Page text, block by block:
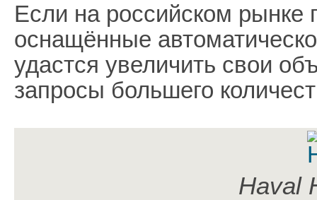
Если на российском рынке
оснащённые
удастся увеличить свои
запросы большего
Haval